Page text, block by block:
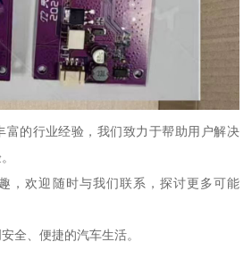
富的行业经验，我们致力于帮助用户解决
，欢迎随时与我们联系，探讨更多可能
全、便捷的汽车生活。